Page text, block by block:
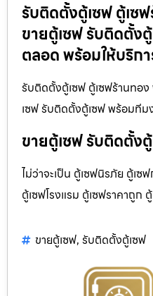
รับติดตั้งตู้เซฟ ตู้เซ
ขายตู้เซฟ รับติดตั้ง
ตลอด พร้อมให้บริก
รับติดตั้งตู้เซฟ ตู้เซฟร้านทอ
เซฟ รับติดตั้งตู้เซฟ พร้อมทีม
ขายตู้เซฟ รับติดตั้ง
ไม่ว่าจะเป็น ตู้เซฟนิรภัย ตู้เ
ตู้เซฟโรงแรม ตู้เซฟราคาถูก
ขายตู้เซฟ, รับติดตั้งตู้เซฟ